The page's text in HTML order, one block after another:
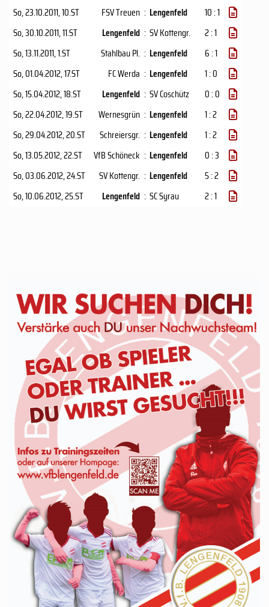
So, 23.10.2011, 10.ST FSV Treuen : Lengenfeld
10 : 1
So, 30.10.2011, 11.ST Lengenfeld : SV Kottengr.
2 : 1
So, 13.11.2011, 1.ST Stahlbau Pl. : Lengenfeld
6 : 1
So, 01.04.2012, 17.ST FC Werda : Lengenfeld
1 : 0
So, 15.04.2012, 18.ST Lengenfeld : SV Coschütz
0 : 0
So, 22.04.2012, 19.ST Wernesgrün : Lengenfeld
1 : 2
So, 29.04.2012, 20.ST Schreiersgr. : Lengenfeld
1 : 2
So, 13.05.2012, 22.ST VfB Schöneck : Lengenfeld
0 : 3
So, 03.06.2012, 24.ST SV Kottengr. : Lengenfeld
5 : 2
So, 10.06.2012, 25.ST Lengenfeld : SC Syrau 2 : 1